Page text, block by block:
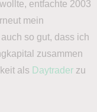
entfachte 2003
mein
so gut, dass ich
zusammen
als Daytrader zu